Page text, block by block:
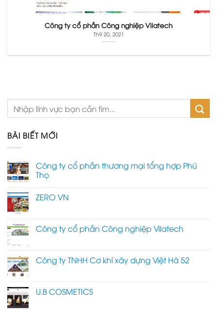
Công ty cổ phần Công nghiệp Vilatech
Th9 20, 2021
BÀI BIẾT MỚI
Công ty cổ phần thương mại tổng hợp Phú
Thọ
ZERO VN
Công ty cổ phần Công nghiệp Vilatech
Công ty TNHH Cơ khí xây dựng Việt Hà 52
U.B COSMETICS